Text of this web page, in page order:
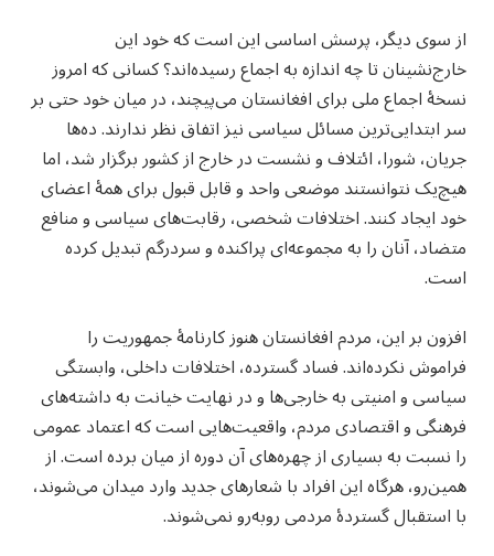
از سوی دیگر، پرسش اساسی این است که خود این
خارج‌نشینان تا چه اندازه به اجماع رسیده‌اند؟ کسانی که امروز
نسخهٔ اجماع ملی برای افغانستان می‌پیچند، در میان خود حتی بر
سر ابتدایی‌ترین مسائل سیاسی نیز اتفاق نظر ندارند. ده‌ها
جریان، شورا، ائتلاف و نشست در خارج از کشور برگزار شد، اما
هیچ‌یک نتوانستند موضعی واحد و قابل قبول برای همهٔ اعضای
خود ایجاد کنند. اختلافات شخصی، رقابت‌های سیاسی و منافع
متضاد، آنان را به مجموعه‌ای پراکنده و سردرگم تبدیل کرده
است.
افزون بر این، مردم افغانستان هنوز کارنامهٔ جمهوریت را
فراموش نکرده‌اند. فساد گسترده، اختلافات داخلی، وابستگی
سیاسی و امنیتی به خارجی‌ها و در نهایت خیانت به داشته‌های
فرهنگی و اقتصادی مردم، واقعیت‌هایی است که اعتماد عمومی
را نسبت به بسیاری از چهره‌های آن دوره از میان برده است. از
همین‌رو، هرگاه این افراد با شعارهای جدید وارد میدان می‌شوند،
با استقبال گستردهٔ مردمی روبه‌رو نمی‌شوند.